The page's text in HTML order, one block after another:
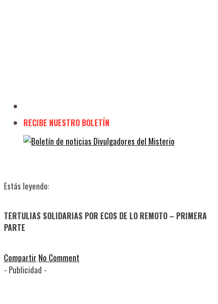
RECIBE NUESTRO BOLETÍN
Estás leyendo:
TERTULIAS SOLIDARIAS POR ECOS DE LO REMOTO – PRIMERA
PARTE
Compartir No Comment
- Publicidad -